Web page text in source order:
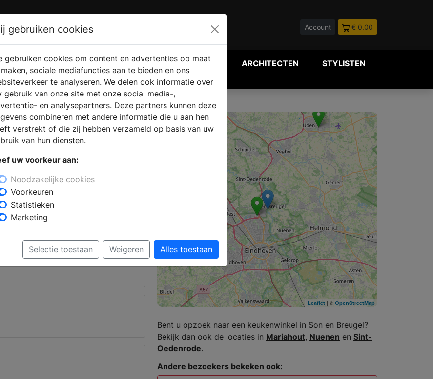
Account € 0.00
VERKOOPLOCATIE
VINDEN
WEBSHOP ARCHITECTEN STYLISTEN
u een keukenzaak in Son en
een ervaren team klaar om
die de laatste
laten zien. Stel een complete keuken
inbouwapparatuur, een nieuw
+
Leaflet| © OpenStreetMap
Bent u opzoek naar een keukenwinkel in Son en Breugel?
Bekijk dan ook de locaties in Mariahout, Nuenen en Sint-
Oedenrode.
Andere bezoekers bekeken ook:
gebruiken cookies
gebruiken cookies om content en advertenties op maat
sociale mediafuncties aan te bieden en ons
te analyseren. We delen ook informatie over
gebruik van onze site met onze social media-,
en analysepartners. Deze partners kunnen deze
combineren met andere informatie die u aan hen
verstrekt of die zij hebben verzameld op basis van uw
van hun diensten.
uw voorkeur aan:
Noodzakelijke cookies
Voorkeuren
Statistieken
Marketing
Selectie toestaan Weigeren Alles toestaan